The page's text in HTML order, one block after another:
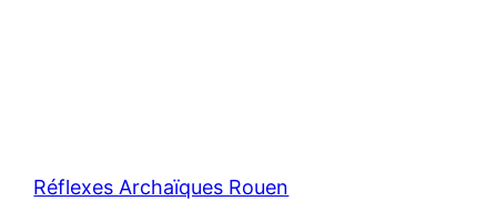
Réflexes Archaïques Rouen